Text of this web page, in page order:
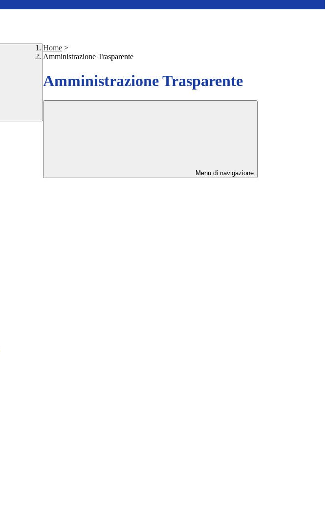
Home >
Amministrazione Trasparente
Amministrazione Trasparente
Menu di navigazione